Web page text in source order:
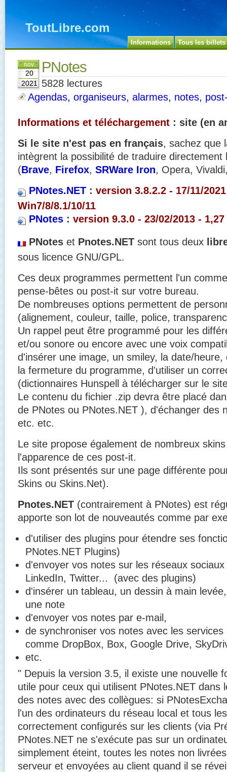
ToutLibre.com
Informations Tous les billets
nov.
20
2021
PNotes
5828 lectures
Agendas, organiseurs, alarmes, notes,
Informations et téléchargement : site (en
Si le site n'est pas en français, sachez que
intègrent la possibilité de traduire directement
(Brave, Firefox, SRWare Iron, Opera,
PNotes.NET : version 3.8.2.2 - 17/11/
Win7/8/8.1/10/11
PNotes : version 9.3.0 - 23/02/2013 -
PNotes et Pnotes.NET sont tous deux
sous licence GNU/GPL.
Ces deux programmes permettent l'un
pense-bêtes ou post-it sur votre bureau.
De nombreuses options permettent de
(alignement, couleur, taille, police,
Un rappel peut être programmé pour les
et/ou sonore ou encore avec une voix
d'insérer une image, un smiley, la date/
la fermeture du programme, d'utiliser un
(dictionnaires Hunspell à télécharger sur le
Le contenu du fichier .zip devra être placé
de PNotes ou PNotes.NET ), d'échanger des
etc. etc.
Le site propose également de nombreux
l'apparence de ces post-it.
Ils sont présentés sur une page différente
Skins ou Skins.Net).
Pnotes.NET (contrairement à PNotes) est
apporte son lot de nouveautés comme par
d'utiliser des plugins pour étendre ses
PNotes.NET Plugins)
d'envoyer vos notes sur les réseaux
LinkedIn, Twitter... (avec des plugins)
d'insérer un tableau, un dessin à main
une note
d'envoyer vos notes par e-mail,
de synchroniser vos notes avec les
comme DropBox, Box, Google Drive,
etc.
" Depuis la version 3.5, il existe une nouvelle
utile pour ceux qui utilisent PNotes.NET dans
des notes avec des collègues: si
l'un des ordinateurs du réseau local et tous
correctement configurés sur les clients (via
PNotes.NET ne s'exécute pas sur un
simplement éteint, toutes les notes non
serveur et envoyées au client quand il se